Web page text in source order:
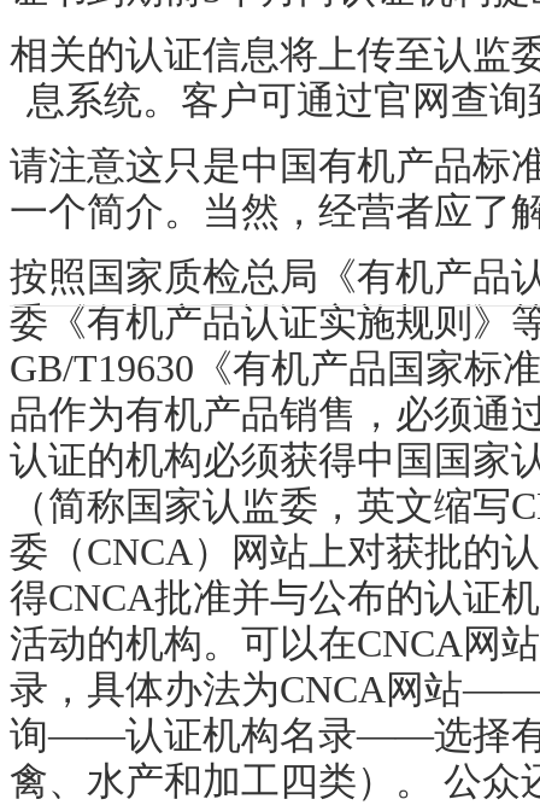
相关的认证信息将上传至认监
息系统。客户可通过官网 查询
请注意这只是中国有机产品标
一个简介。当然，经营者应了
按照国家质检总局《有机产品
委《有机产品认证实施规则》
GB/T19630 《有机产品国家标
品作为有机产品销售，必须通
认证的机构必须获得中国国家
（简称国家认监委，英文缩写
委（CNCA）网站上对获批的
得CNCA批准并与公布的认证
活动的机构。可以在CNCA网
录，具体办法为CNCA网站——
询——认证机构名录——选择有
禽、水产和加工四类）。 公众